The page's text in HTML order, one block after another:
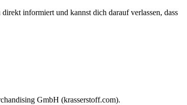
informiert und kannst dich darauf verlassen, dass
GmbH (krasserstoff.com).